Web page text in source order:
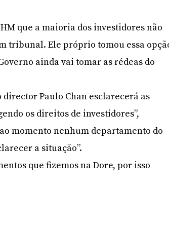
que a maioria dos investidores não
tribunal. Ele próprio tomou essa
ainda vai tomar as rédeas do
director Paulo Chan esclarecerá as
os direitos de investidores”,
momento nenhum departamento do
a situação”.
que fizemos na Dore, por isso